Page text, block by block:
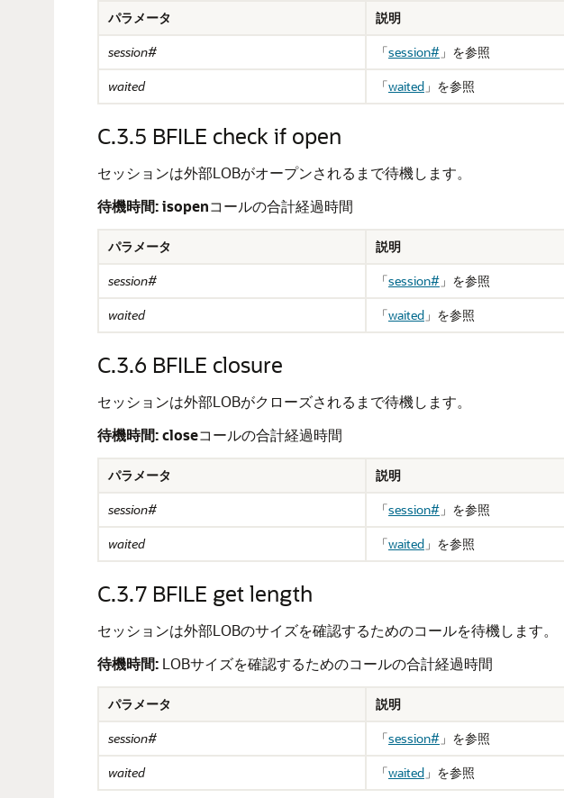
パラメータ
説明
session#
「session# 」 を参照
waited
「waited 」 を参照
C.3.5 BFILE check if open
セッションは外部LOBがオープンされるまで待機します。
待機時間:isopenコールの合計経過時間
パラメータ
説明
session#
「session# 」 を参照
waited
「waited 」 を参照
C.3.6 BFILE closure
セッションは外部LOBがクローズされるまで待機します。
待機時間:closeコールの合計経過時間
パラメータ
説明
session#
「session# 」 を参照
waited
「waited 」 を参照
C.3.7 BFILE get length
セッションは外部LOBのサイズを確認するためのコールを待機します。
待機時間: LOBサイズを確認するためのコールの合計経過時間
パラメータ
説明
session#
「session# 」 を参照
waited
「waited 」 を参照